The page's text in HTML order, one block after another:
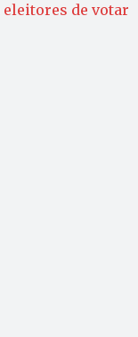
eleitores de votar